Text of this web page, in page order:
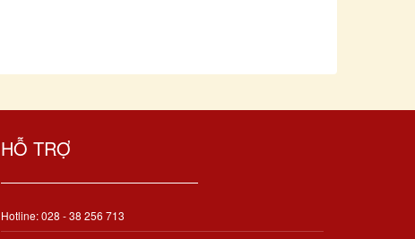
HỖ TRỢ
Hotline: 028 - 38 256 713